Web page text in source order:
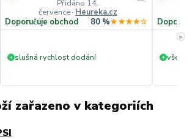
Přidáno 14.
července· Heureka.cz
Doporučuje obchod 80 %★★★★☆
+ slušná rychlost dodání + vše v
»
zařazeno v kategoriích